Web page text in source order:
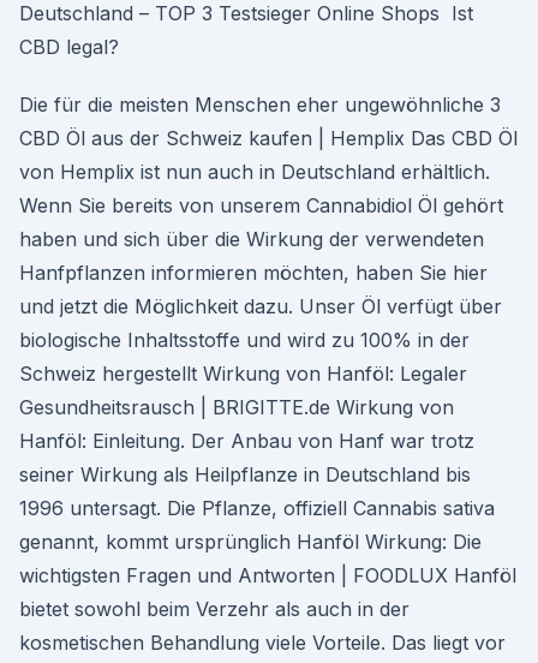
Deutschland – TOP 3 Testsieger Online Shops Ist
CBD legal?
Die für die meisten Menschen eher ungewöhnliche 3
CBD Öl aus der Schweiz kaufen | Hemplix Das CBD Öl
von Hemplix ist nun auch in Deutschland erhältlich.
Wenn Sie bereits von unserem Cannabidiol Öl gehört
haben und sich über die Wirkung der verwendeten
Hanfpflanzen informieren möchten, haben Sie hier
und jetzt die Möglichkeit dazu. Unser Öl verfügt über
biologische Inhaltsstoffe und wird zu 100% in der
Schweiz hergestellt Wirkung von Hanföl: Legaler
Gesundheitsrausch | BRIGITTE.de Wirkung von
Hanföl: Einleitung. Der Anbau von Hanf war trotz
seiner Wirkung als Heilpflanze in Deutschland bis
1996 untersagt. Die Pflanze, offiziell Cannabis sativa
genannt, kommt ursprünglich Hanföl Wirkung: Die
wichtigsten Fragen und Antworten | FOODLUX Hanföl
bietet sowohl beim Verzehr als auch in der
kosmetischen Behandlung viele Vorteile. Das liegt vor